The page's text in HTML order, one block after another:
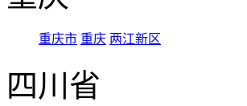
重庆市 重庆 两江新区
四川省